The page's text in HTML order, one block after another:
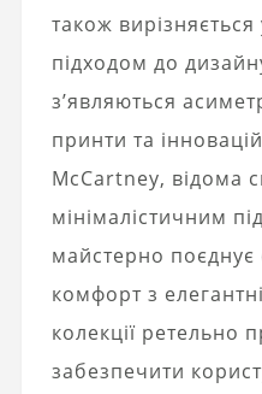
також
підходом до
з’являються
принти та
McCartney, відома
мінімалістичним
майстерно
комфорт з
колекції ретельно
забезпечити